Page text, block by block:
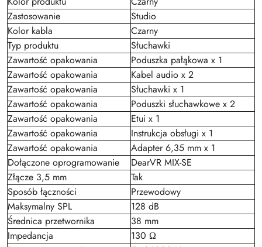
Zastosowanie
Studio
Kolor kabla
Czarny
Typ produktu
Słuchawki
Zawartość opakowania
Poduszka pałąkowa x 1
Zawartość opakowania
Kabel audio x 2
Zawartość opakowania
Słuchawki x 1
Zawartość opakowania
Poduszki słuchawkowe x 2
Zawartość opakowania
Etui x 1
Zawartość opakowania
Instrukcja obsługi x 1
Zawartość opakowania
Adapter 6,35 mm x 1
Dołączone oprogramowanie
DearVR MIX-SE
Złącze 3,5 mm
Tak
Sposób łączności
Przewodowy
Maksymalny SPL
128 dB
Średnica przetwornika
38 mm
Impedancja
130 Ω